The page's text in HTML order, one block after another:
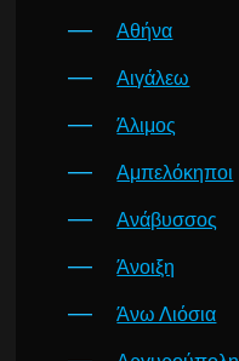
Αθήνα
Αιγάλεω
Άλιμος
Αμπελόκηποι
Ανάβυσσος
Άνοιξη
Άνω Λιόσια